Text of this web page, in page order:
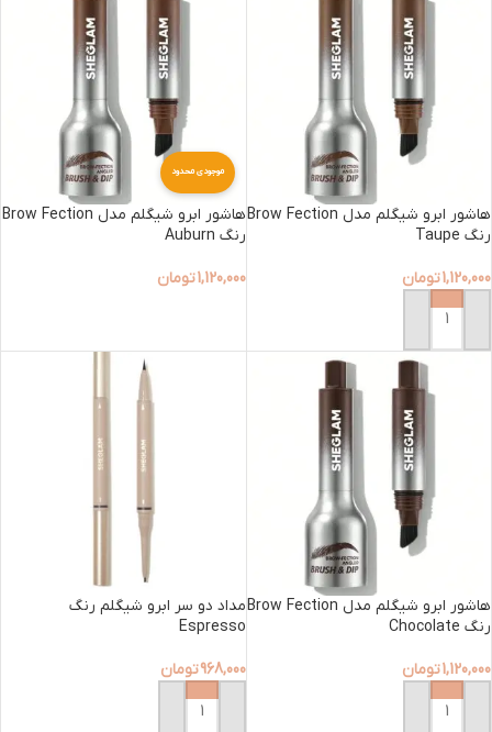
هاشور ابرو شیگلم مدل Brow Fection
رنگ Taupe
1,120,000تومان
افزودن به سبد خرید
موجودی محدود
هاشور ابرو شیگلم مدل Brow Fection
رنگ Auburn
1,120,000تومان
هاشور ابرو شیگلم مدل Brow Fection
رنگ Chocolate
1,120,000تومان
افزودن به سبد خرید
مداد دو سر ابرو شیگلم رنگ
Espresso
968,000تومان
افزودن به سبد خرید